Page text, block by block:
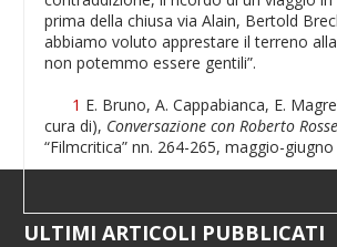
prima della chiusa via Alain, Bertold
abbiamo voluto apprestare il terreno
non potemmo essere gentili”.
1 E. Bruno, A. Cappabianca, E.
cura di), Conversazione con Roberto
“Filmcritica” nn. 264-265, maggio-
ULTIMI ARTICOLI PUBBLICATI